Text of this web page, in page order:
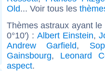
Old... Voir tous les
Thèmes astraux ayant
0°10') : Albert Einstein,
Andrew Garfield,
Gainsbourg, Leonard
aspect.